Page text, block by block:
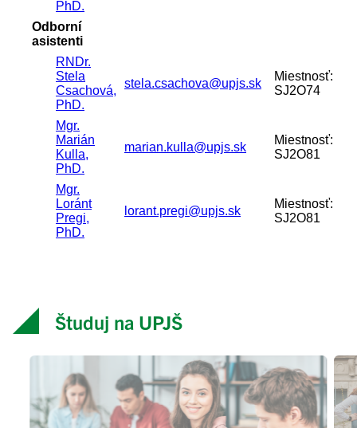
Študuj na UPJŠ